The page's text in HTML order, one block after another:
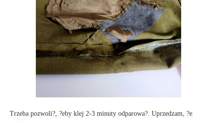
Trzeba pozwoli?, ?eby klej 2-3 minuty odparowa?. Uprzedzam, ?e